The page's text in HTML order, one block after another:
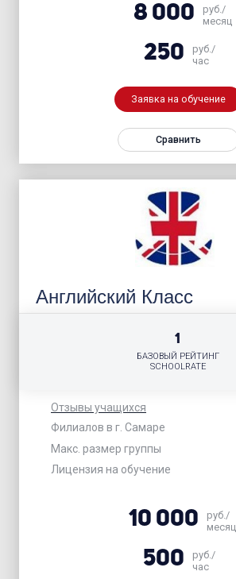
8 000
руб./
месяц
250
руб./
час
Заявка на обучение
Сравнить
Английский Класс
Отзывы учащихся
Филиалов в г. Самаре
Макс. размер группы
Лицензия на обучение
1
БАЗОВЫЙ РЕЙТИНГ
SCHOOLRATE
10 000
руб./
месяц
500
руб./
час